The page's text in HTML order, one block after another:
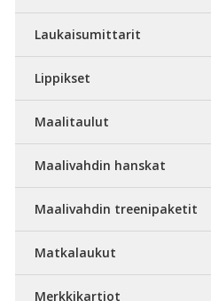
Laukaisumittarit
Lippikset
Maalitaulut
Maalivahdin hanskat
Maalivahdin treenipaketit
Matkalaukut
Merkkikartiot